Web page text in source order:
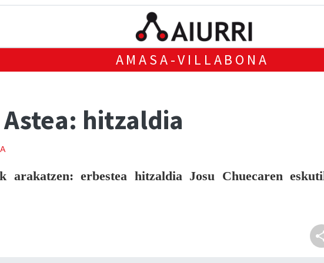
AMASA-VILLABONA
hitzaldia
arakatzen: erbestea hitzaldia Josu Chuecaren